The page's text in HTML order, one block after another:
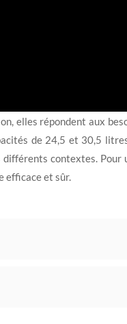
elles répondent aux
de 24,5 et 30,5
contextes. Pour
efficace et sûr.